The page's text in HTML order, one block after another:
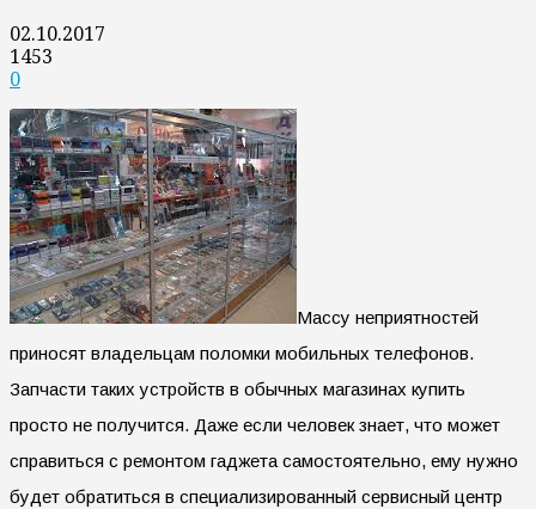
02.10.2017
1453
0
Массу неприятностей
приносят владельцам поломки мобильных телефонов.
Запчасти таких устройств в обычных магазинах купить
просто не получится. Даже если человек знает, что может
справиться с ремонтом гаджета самостоятельно, ему нужно
будет обратиться в специализированный сервисный центр